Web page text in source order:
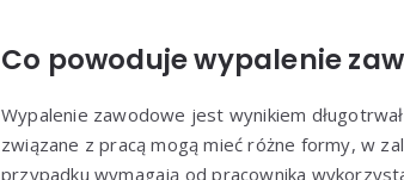
Co powoduje wypalenie
Wypalenie zawodowe jest wynikiem
związane z pracą mogą mieć różne formy, w
przypadku wymagają od pracownika